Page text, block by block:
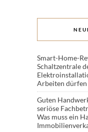
Smart-Home-
Schaltzentrale
Arbeiten dürfen
Guten
seriöse
Was muss ein